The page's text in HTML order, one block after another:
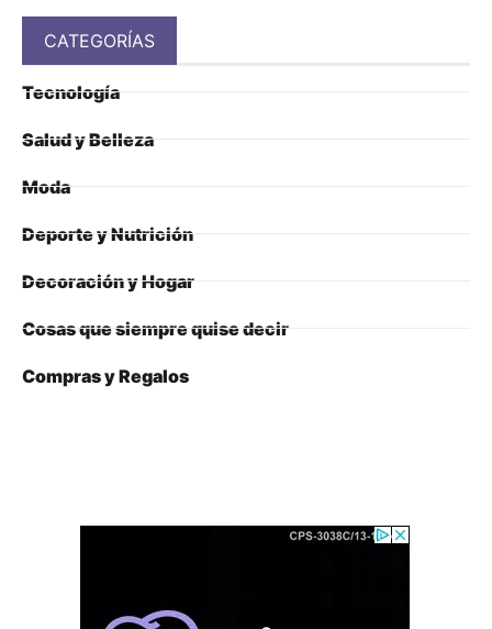
CATEGORÍAS
Tecnología
Salud y Belleza
Moda
Deporte y Nutrición
Decoración y Hogar
Cosas que siempre quise decir
Compras y Regalos